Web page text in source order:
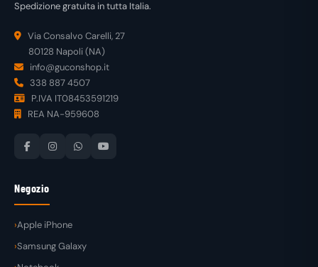
Spedizione gratuita in tutta Italia.
Via Consalvo Carelli, 27
80128 Napoli (NA)
info@guconshop.it
338 887 4507
P.IVA IT08453591219
REA NA-959608
Negozio
Apple iPhone
Samsung Galaxy